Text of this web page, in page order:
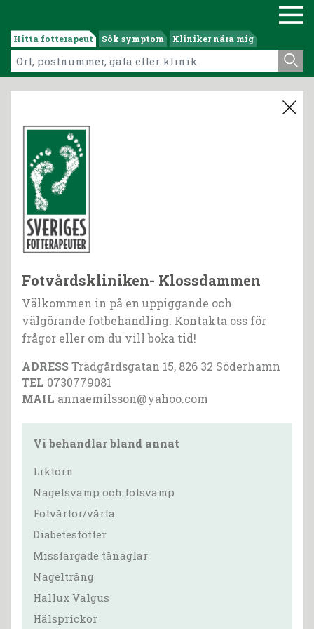
Hitta fotterapeut Sök symptom Kliniker nära mig
Fotvårdskliniken- Klossdammen
Välkommen in på en uppiggande och
välgörande fotbehandling. Kontakta oss för
frågor eller om du vill boka tid!
ADRESSTrädgårdsgatan 15, 826 32 Söderhamn
TEL 0730779081
MAIL annaemilsson@yahoo.com
Vi behandlar bland annat
Liktorn
Nagelsvamp och fotsvamp
Fotvårtor/vårta
Diabetesfötter
Missfärgade tånaglar
Nageltrång
Hallux Valgus
Hälsprickor